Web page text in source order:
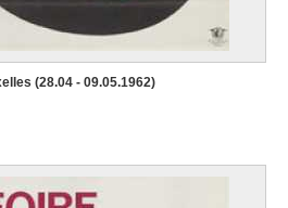
(28.04 - 09.05.1962)